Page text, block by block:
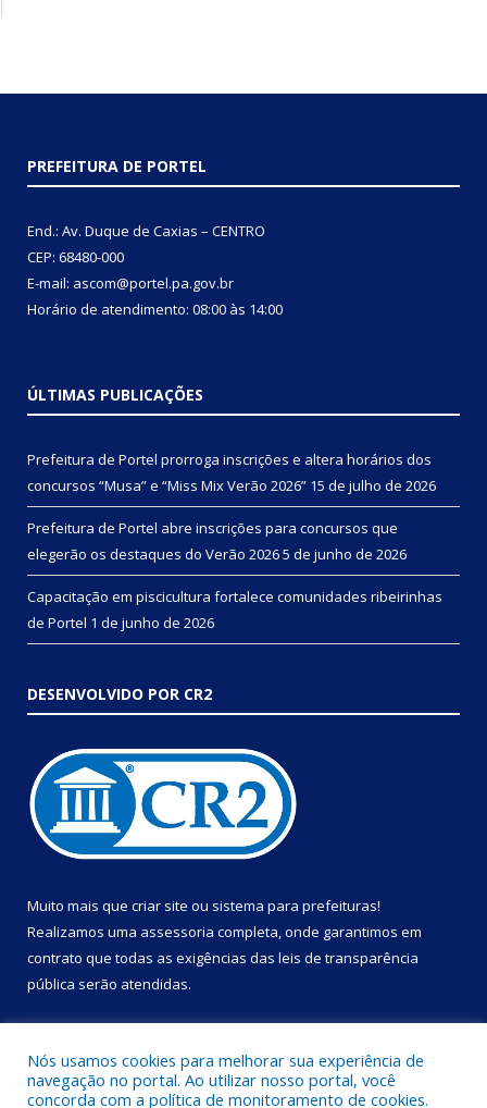
PREFEITURA DE PORTEL
End.: Av. Duque de Caxias – CENTRO
CEP: 68480-000
E-mail: ascom@portel.pa.gov.br
Horário de atendimento: 08:00 às 14:00
ÚLTIMAS PUBLICAÇÕES
Prefeitura de Portel prorroga inscrições e altera horários dos
concursos “Musa” e “Miss Mix Verão 2026” 15 de julho de 2026
Prefeitura de Portel abre inscrições para concursos que
elegerão os destaques do Verão 20265 de junho de 2026
Capacitação em piscicultura fortalece comunidades ribeirinhas
de Portel 1 de junho de 2026
DESENVOLVIDO POR CR2
Muito mais que criar site ou sistema para prefeituras!
Realizamos uma assessoria completa, onde garantimos em
contrato que todas as exigências das leis de transparência
pública serão atendidas.
Nós usamos cookies para melhorar sua experiência de
navegação no portal. Ao utilizar nosso portal, você
concorda com a política de monitoramento de cookies.